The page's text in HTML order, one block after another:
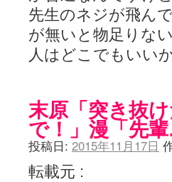
先生のネジが飛ん
が無いと物足りな
人はどこでもいい
末原「突き抜
で！」漫「先
投稿日: 2015年11月17日
転載元 :